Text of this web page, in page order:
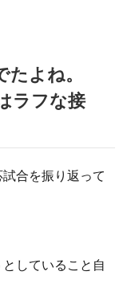
よね。
ラフな接
合を振り返って
していること自